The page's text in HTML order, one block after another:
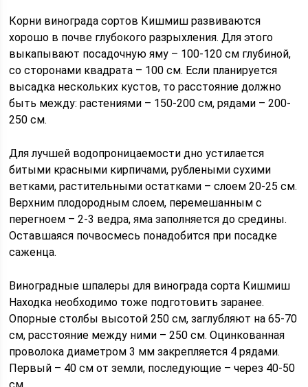
Корни винограда сортов Кишмиш развиваются
хорошо в почве глубокого разрыхления. Для этого
выкапывают посадочную яму – 100-120 см глубиной,
со сторонами квадрата – 100 см. Если планируется
высадка нескольких кустов, то расстояние должно
быть между: растениями – 150-200 см, рядами – 200-
250 см.
Для лучшей водопроницаемости дно устилается
битыми красными кирпичами, рублеными сухими
ветками, растительными остатками – слоем 20-25 см.
Верхним плодородным слоем, перемешанным с
перегноем – 2-3 ведра, яма заполняется до средины.
Оставшаяся почвосмесь понадобится при посадке
саженца.
Виноградные шпалеры для винограда сорта Кишмиш
Находка необходимо тоже подготовить заранее.
Опорные столбы высотой 250 см, заглубляют на 65-70
см, расстояние между ними – 250 см. Оцинкованная
проволока диаметром 3 мм закрепляется 4 рядами.
Первый – 40 см от земли, последующие – через 40-50